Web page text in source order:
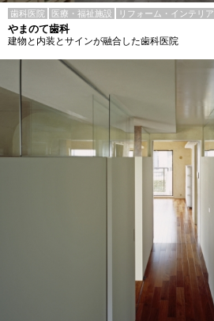
歯科医院 医療・福祉施設 リフォーム・インテリア
やまのて歯科
建物と内装とサインが融合した歯科医院